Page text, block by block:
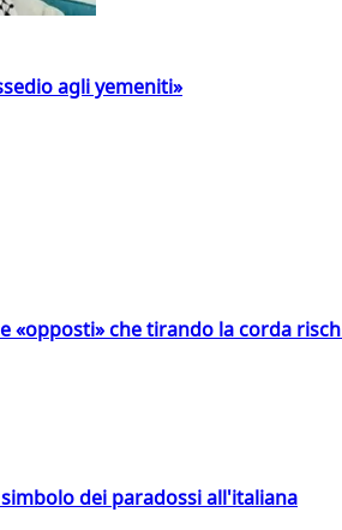
agli yemeniti»
«opposti» che tirando la corda
dei paradossi all'italiana